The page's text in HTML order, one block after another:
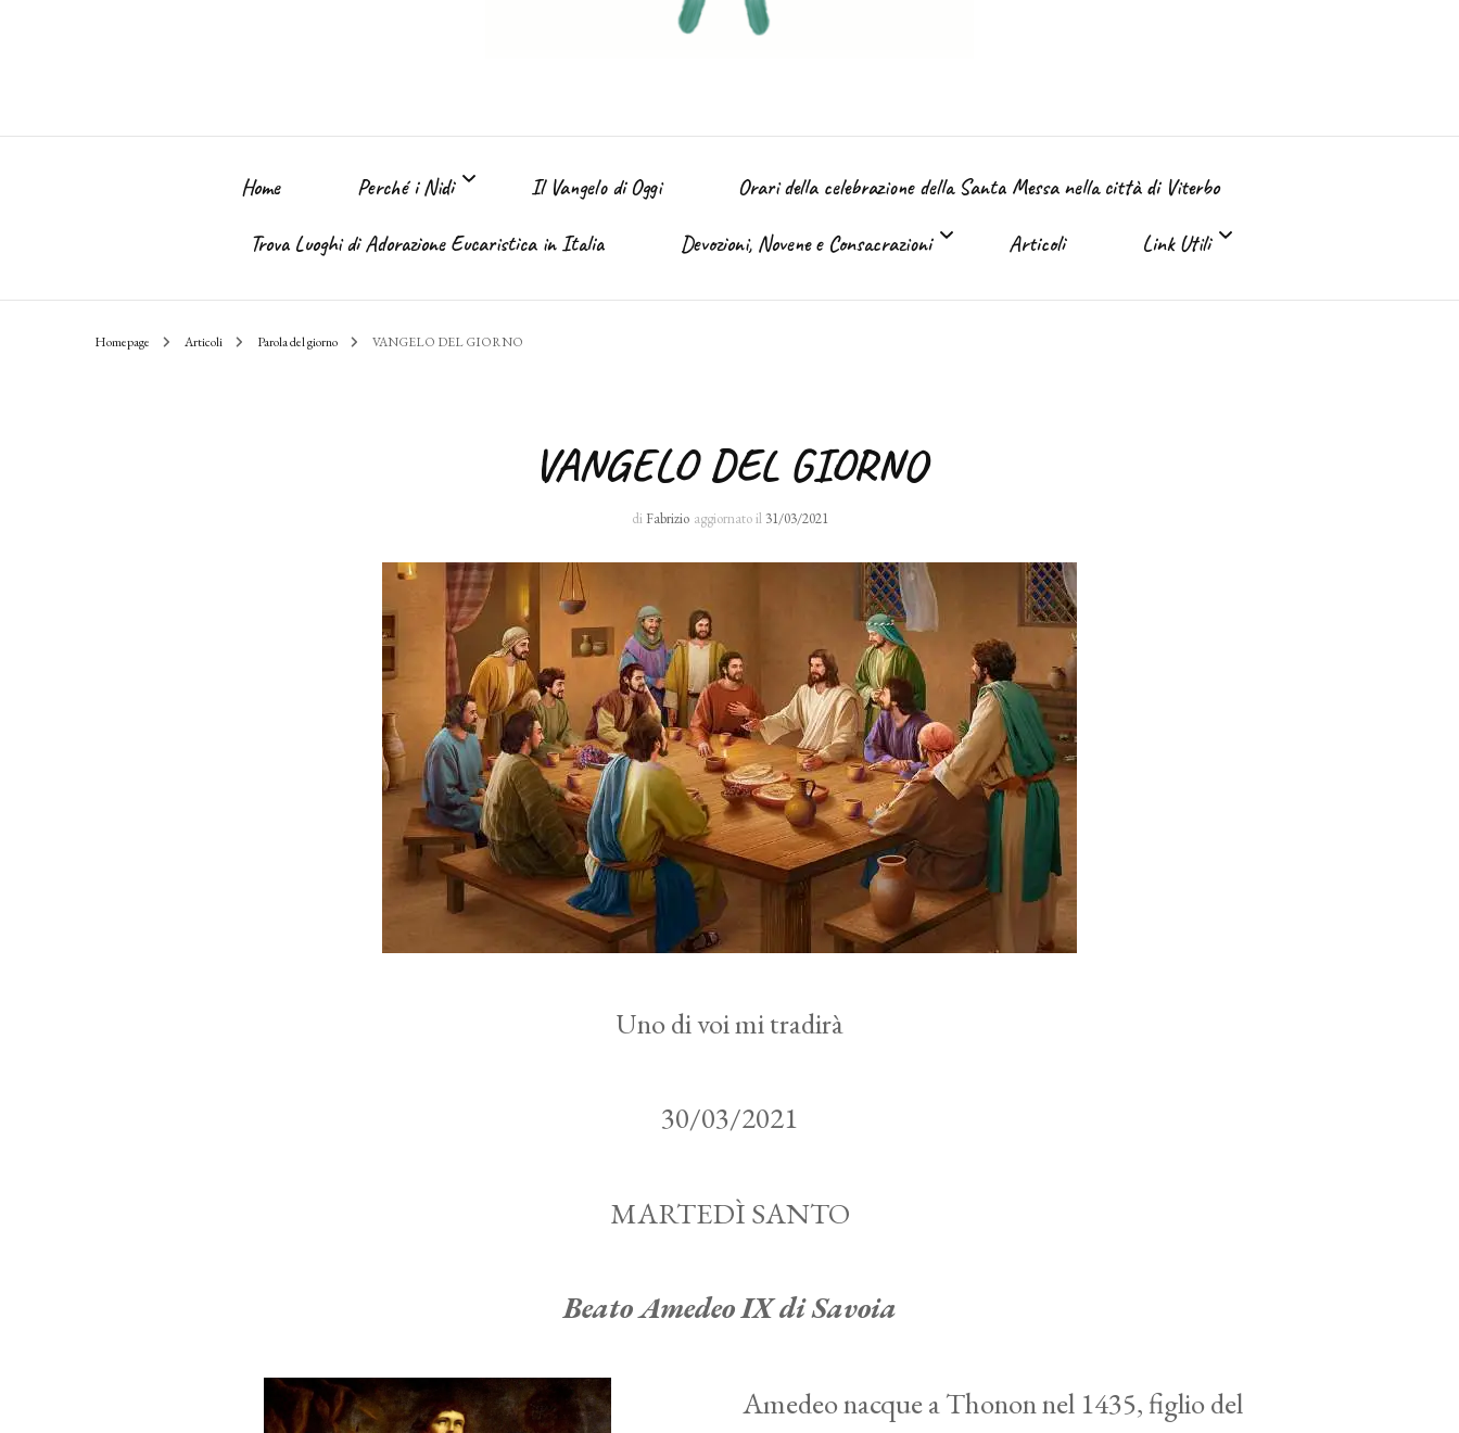
Home Perché i Nidi
Perché i Nidi dell’ Immacolata
Il Vangelo di Oggi Orari della celebrazione della Santa Messa nella città di Viterbo
Trova Luoghi di Adorazione Eucaristica in Italia Devozioni, Novene e Consacrazioni
Sacro Manto
I primi cinque sabati del mese
Novena al Volto Santo
Via Crucis
Richieste di preghiera
Testimonianze
Articoli Link Utili
Homepage Articoli Parola del giorno VANGELO DEL GIORNO
VANGELO DEL GIORNO
di Fabrizio aggiornato il31/03/2021
Uno di voi mi tradirà
30/03/2021
MARTEDÌ SANTO
Beato Amedeo IX di Savoia
Amedeo nacque a Thonon nel 1435, figlio del